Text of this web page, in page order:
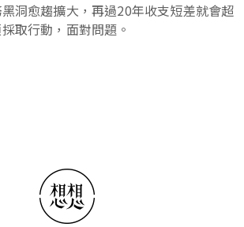
洞愈趨擴大，再過20年收支短差就會超
取行動，面對問題。